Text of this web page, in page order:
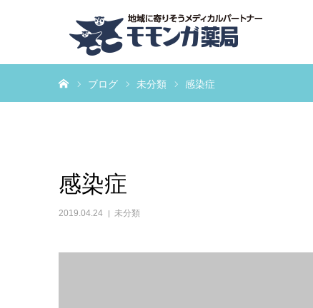
ブログ 未分類 感染症
感染症
2019.04.24 未分類